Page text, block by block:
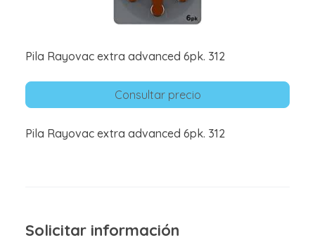
Pila Rayovac extra advanced 6pk. 312
Consultar precio
Pila Rayovac extra advanced 6pk. 312
Solicitar información